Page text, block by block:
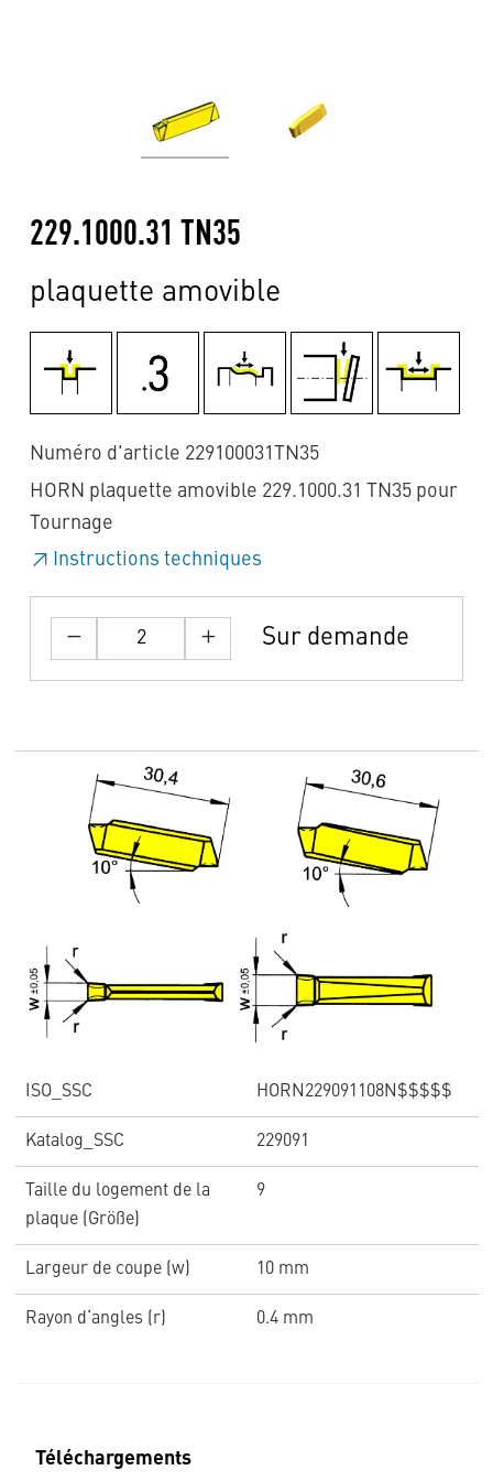
229.1000.31 TN35
plaquette amovible
Numéro d'article 229100031TN35
HORN plaquette amovible 229.1000.31 TN35 pour
Tournage
Instructions techniques
Sur demande
ISO_SSC HORN229091108N$$$$$
Katalog_SSC 229091
Taille du logement de la
plaque (Größe)
9
Largeur de coupe (w) 10 mm
Rayon d‘angles (r) 0.4 mm
Téléchargements